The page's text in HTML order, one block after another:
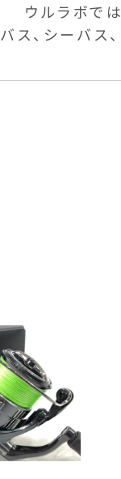
ウルラボで
バス、シーバス